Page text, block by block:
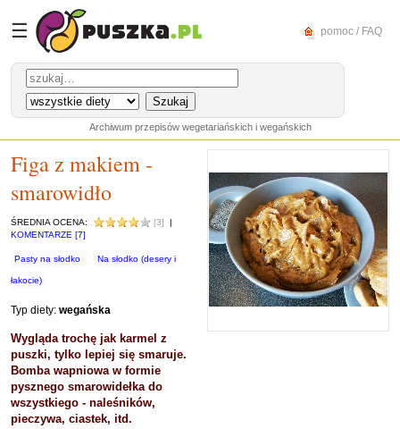
☰ pomoc / FAQ
Archiwum przepisów wegetariańskich i wegańskich
Figa z makiem -
smarowidło
ŚREDNIA OCENA: [3]
|
KOMENTARZE [7]
Pasty na słodko Na słodko (desery i
łakocie)
Typ diety: wegańska
Wygląda trochę jak karmel z
puszki, tylko lepiej się smaruje.
Bomba wapniowa w formie
pysznego smarowidełka do
wszystkiego - naleśników,
pieczywa, ciastek, itd.